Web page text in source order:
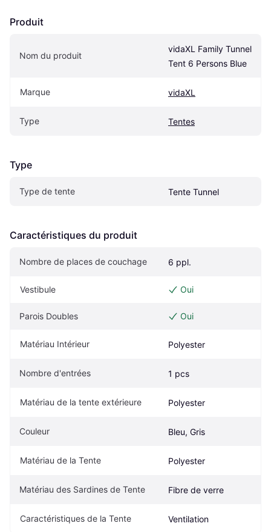
Produit
Nom du produit
vidaXL Family Tunnel
Tent 6 Persons Blue
Marque vidaXL
Type Tentes
Type
Type de tente Tente Tunnel
Caractéristiques du produit
Nombre de places de couchage 6 ppl.
Vestibule Oui
Parois Doubles Oui
Matériau Intérieur Polyester
Nombre d'entrées 1 pcs
Matériau de la tente extérieure Polyester
Couleur Bleu, Gris
Matériau de la Tente Polyester
Matériau des Sardines de Tente Fibre de verre
Caractéristiques de la Tente Ventilation